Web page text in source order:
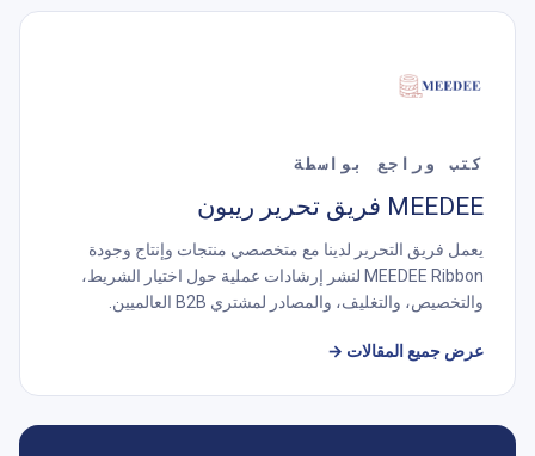
كتب وراجع بواسطة
MEEDEE فريق تحرير ريبون
يعمل فريق التحرير لدينا مع متخصصي منتجات وإنتاج وجودة
MEEDEE Ribbon لنشر إرشادات عملية حول اختيار الشريط،
والتخصيص، والتغليف، والمصادر لمشتري B2B العالميين.
عرض جميع المقالات →